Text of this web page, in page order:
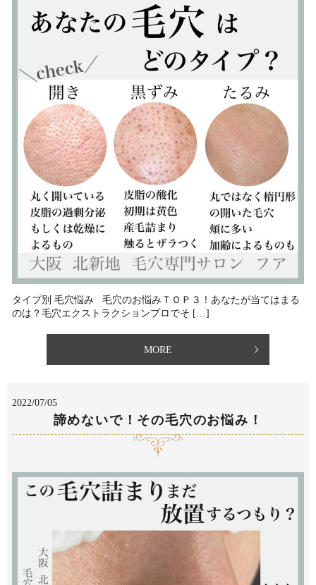
タイプ別 毛穴悩み 毛穴のお悩みＴＯＰ３！あなたが当てはまる
のは？毛穴エクストラクションプロでそ […]
MORE
2022/07/05
諦めないで！その毛穴のお悩み！